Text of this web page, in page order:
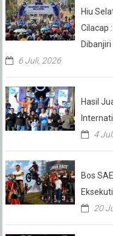
Hiu
Cilacap
6 Juli, 2026
Hasil
4
Bos
20